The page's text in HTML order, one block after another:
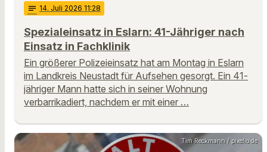
notes 14. Juli 2026 11:28
Spezialeinsatz in Eslarn: 41-Jähriger nach
Einsatz in Fachklinik
Ein größerer Polizeieinsatz hat am Montag in Eslarn
im Landkreis Neustadt für Aufsehen gesorgt. Ein 41-
jähriger Mann hatte sich in seiner Wohnung
verbarrikadiert, nachdem er mit einer …
Tim Reckmann / pixelio.de